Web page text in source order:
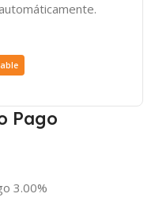
Pago
3.00%